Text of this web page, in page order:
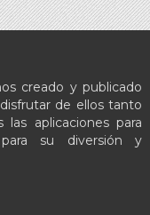
creado y publicado
de ellos tanto
aplicaciones para
su diversión y